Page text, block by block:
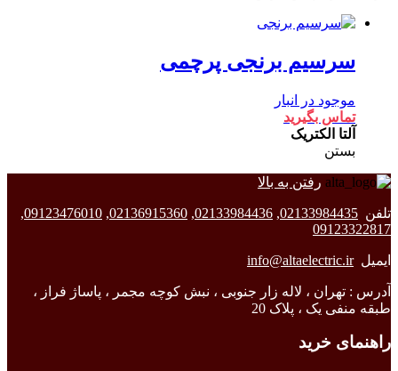
سرسیم برنجی پرچمی
موجود در انبار
تماس بگیرید
آلتا الکتریک
بستن
رفتن به بالا
تلفن 02133984435
,
02133984436
,
02136915360
,
09123476010
,
09123322817
ایمیلinfo@altaelectric.ir
آدرس : تهران ، لاله زار جنوبی ، نبش کوچه مجمر ، پاساژ فراز ،
طبقه منفی یک ، پلاک 20
راهنمای خرید